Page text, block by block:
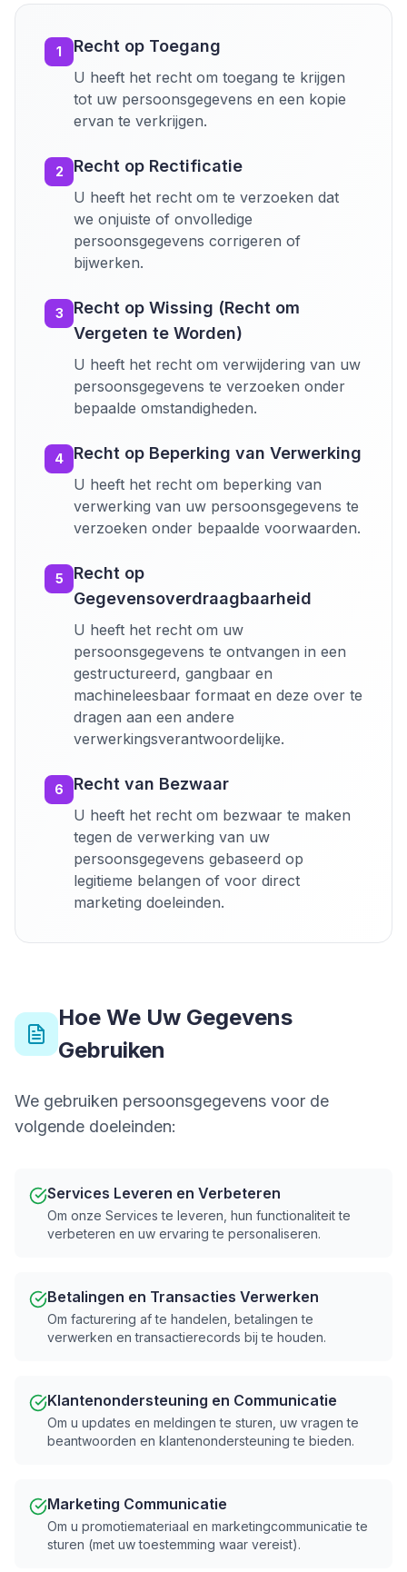
1 Recht op Toegang
U heeft het recht om toegang te krijgen
tot uw persoonsgegevens en een kopie
ervan te verkrijgen.
2 Recht op Rectificatie
U heeft het recht om te verzoeken dat
we onjuiste of onvolledige
persoonsgegevens corrigeren of
bijwerken.
3
Recht op Wissing (Recht om
Vergeten te Worden)
U heeft het recht om verwijdering van uw
persoonsgegevens te verzoeken onder
bepaalde omstandigheden.
4 Recht op Beperking van Verwerking
U heeft het recht om beperking van
verwerking van uw persoonsgegevens te
verzoeken onder bepaalde voorwaarden.
5
Recht op
Gegevensoverdraagbaarheid
U heeft het recht om uw
persoonsgegevens te ontvangen in een
gestructureerd, gangbaar en
machineleesbaar formaat en deze over te
dragen aan een andere
verwerkingsverantwoordelijke.
6 Recht van Bezwaar
U heeft het recht om bezwaar te maken
tegen de verwerking van uw
persoonsgegevens gebaseerd op
legitieme belangen of voor direct
marketing doeleinden.
Hoe We Uw Gegevens
Gebruiken
We gebruiken persoonsgegevens voor de
volgende doeleinden:
Services Leveren en Verbeteren
Om onze Services te leveren, hun functionaliteit te
verbeteren en uw ervaring te personaliseren.
Betalingen en Transacties Verwerken
Om facturering af te handelen, betalingen te
verwerken en transactierecords bij te houden.
Klantenondersteuning en Communicatie
Om u updates en meldingen te sturen, uw vragen te
beantwoorden en klantenondersteuning te bieden.
Marketing Communicatie
Om u promotiemateriaal en marketingcommunicatie te
sturen (met uw toestemming waar vereist).